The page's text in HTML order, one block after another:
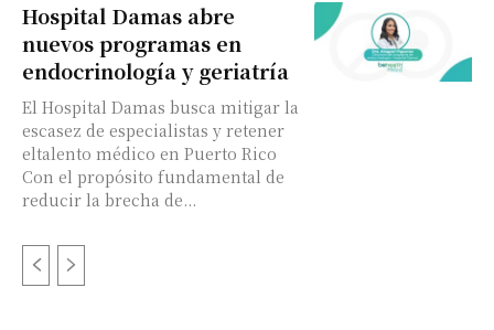
Hospital Damas abre
nuevos programas en
endocrinología y geriatría
El Hospital Damas busca mitigar la
escasez de especialistas y retener
eltalento médico en Puerto Rico
Con el propósito fundamental de
reducir la brecha de...